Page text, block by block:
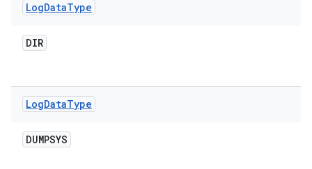
LogDataType
DIR
LogDataType
DUMPSYS